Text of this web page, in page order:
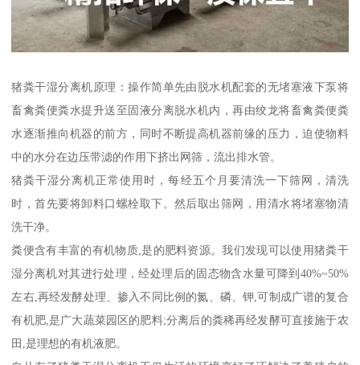
猪粪干湿分离机原理：操作简单先由脱水机配套的无堵塞液下泵将
畜禽粪便粪水提升送至固液分离脱水机内，再由绞龙将畜禽粪便粪
水逐渐推向机器的前方，同时不断提高机器前缘的压力，迫使物料
中的水分在边压带滤的作用下挤出网筛，流出排水管。
猪粪干湿分离机正常使用时，每经五个月要清洗一下筛网，清洗
时，首先要将卸料口螺栓取下。然后取出筛网，用清水将堵塞物清
洗干净。
粪便含有丰富的有机物质,是的肥料资源。我们发现可以使用猪粪干
湿分离机对其进行处理，经处理后的固态物含水量可降到40%~50%
左右,再经发酵处理、掺入不同比例的氮、磷、钾,可制成广谱的复合
有机肥,是广大蔬菜园区的肥料;分离后的粪稀再经发酵可直接施于农
田,是理想的有机液肥。